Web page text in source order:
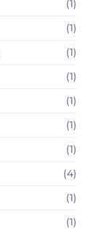
(1)
(1)
(1)
(1)
(1)
(1)
(1)
(4)
(1)
(1)